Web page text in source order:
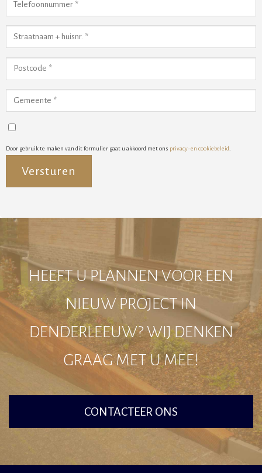
Door gebruik te maken van dit formulier gaat u akkoord met ons privacy- en cookiebeleid
HEEFT U PLANNEN VOOR EEN
NIEUW PROJECT IN
DENDERLEEUW? WIJ DENKEN
GRAAG MET U MEE!
CONTACTEER ONS